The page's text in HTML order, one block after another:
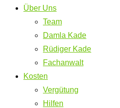
Über Uns
Team
Damla Kade
Rüdiger Kade
Fachanwalt
Kosten
Vergütung
Hilfen